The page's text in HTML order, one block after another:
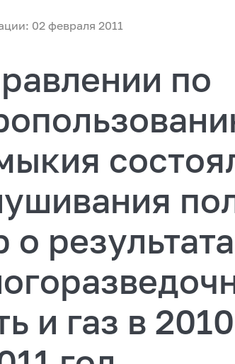
02 февраля 2011
по
о
и газ в